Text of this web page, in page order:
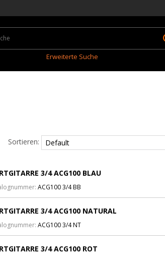
Erweiterte Suche
Sortieren:
3/4 ACG100 BLAU
ACG100 3/4 BB
3/4 ACG100 NATURAL
ACG100 3/4 NT
3/4 ACG100 ROT